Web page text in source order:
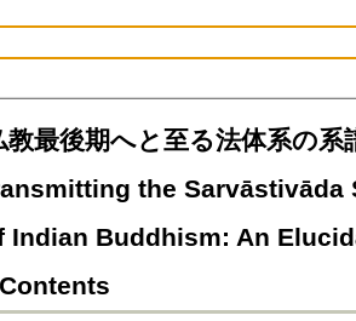
教最後期へと至る法体系の
the
Indian Buddhism: An